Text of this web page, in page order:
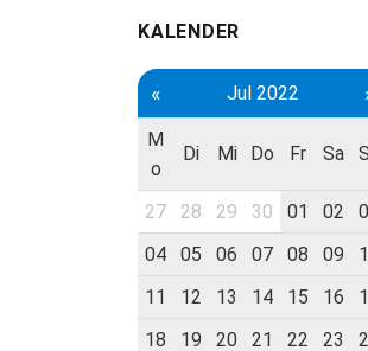
KALENDER
« Jul 2022
M
o
Di Mi Do Fr Sa
27 28 29 30 01 02
04
05 06 07 08 09
11
12 13 14 15 16
18
19 20 21 22 23